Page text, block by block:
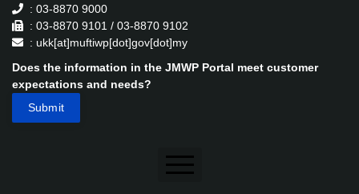
: 03-8870 9000
: 03-8870 9101 / 03-8870 9102
: ukk[at]muftiwp[dot]gov[dot]my
Does the information in the JMWP Portal meet customer
expectations and needs?